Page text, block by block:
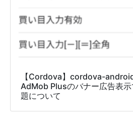
【Cordova】cordova-
AdMob Plusのバナー広告表
題について